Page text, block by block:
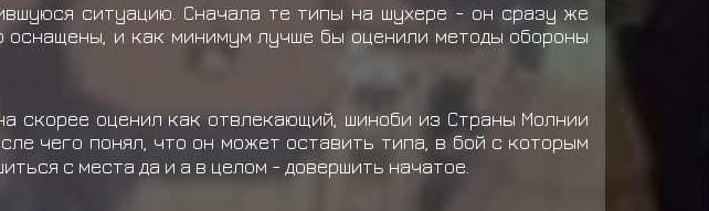
ситуацию. Сначала те типы на шухере - он сразу же
и как минимум лучше бы оценили методы обороны
скорее оценил как отвлекающий, шиноби из Страны Молнии
чего понял, что он может оставить типа, в бой с которым
с места да и а в целом - довершить начатое.